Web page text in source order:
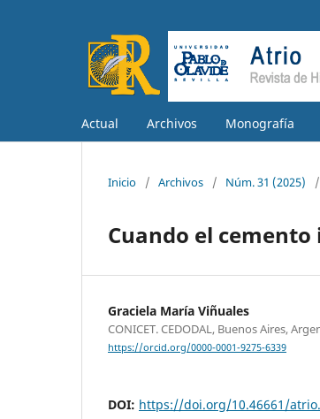
Actual Archivos Monografía
Inicio / Archivos / Núm. 31 (2025) /
Cuando el
Graciela María Viñuales
CONICET. CEDODAL, Buenos Aires,
https://orcid.org/0000-0001-9275-6339
DOI: https://doi.org/10.46661/